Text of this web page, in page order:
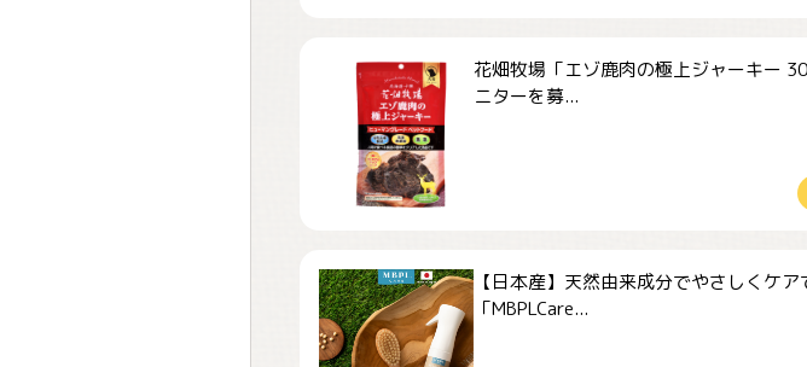
花畑牧場「エゾ鹿肉の極上ジャーキー
ニターを募...
【日本産】天然由来成分でやさしくケア
「MBPLCare...